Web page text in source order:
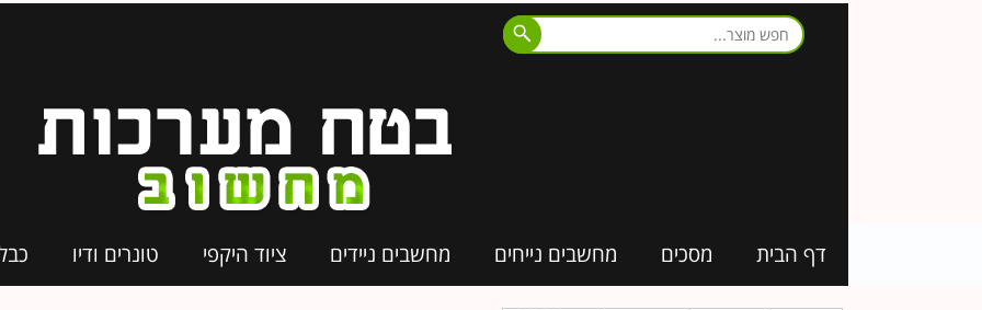
דף הבית מסכים מחשבים נייחים מחשבים ניידים ציוד היקפי טונרים ודיו